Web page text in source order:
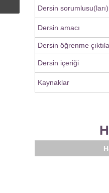
Dersin sorumlusu(ları)
Dersin amacı
Dersin öğrenme
Dersin içeriği
Kaynaklar